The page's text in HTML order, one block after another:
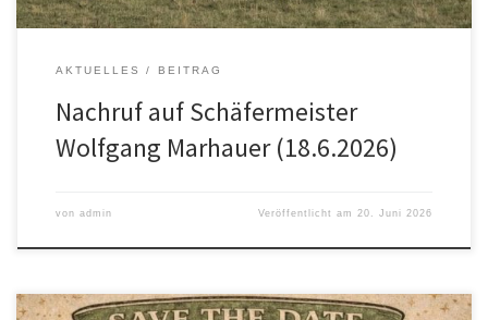
AKTUELLES BEITRAG
Nachruf auf Schäfermeister
Wolfgang Marhauer (18.6.2026)
von admin Veröffentlicht am20. Juni 2026